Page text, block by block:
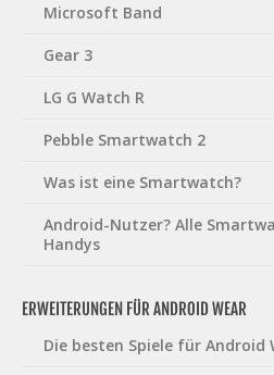
Microsoft Band
Gear 3
LG G Watch R
Pebble Smartwatch 2
Was ist eine Smartwatch?
Android-Nutzer? Alle
Handys
ERWEITERUNGEN FÜR ANDROID WEAR
Die besten Spiele für Android